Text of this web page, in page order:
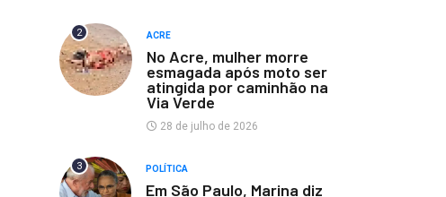
2 ACRE
No Acre, mulher morre
esmagada após moto ser
atingida por caminhão na
Via Verde
28 de julho de 2026
3 POLÍTICA
Em São Paulo, Marina diz